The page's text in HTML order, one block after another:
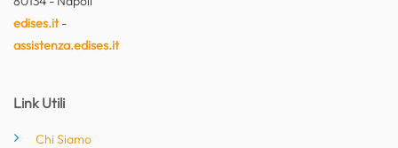
edises.it-
assistenza.edises.it
Link Utili
Chi Siamo